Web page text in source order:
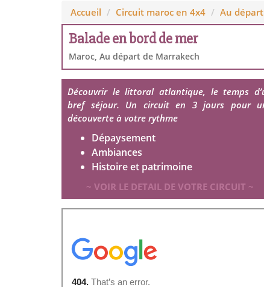
Accueil Circuit maroc en 4x4 Au
Balade en bord de mer
Maroc, Au départ de Marrakech
Découvrir le littoral atlantique, le temps
bref séjour. Un circuit en 3 jours pour
découverte à votre rythme
Dépaysement
Ambiances
Histoire et patrimoine
~ VOIR LE DETAIL DE VOTRE CIRCUIT ~